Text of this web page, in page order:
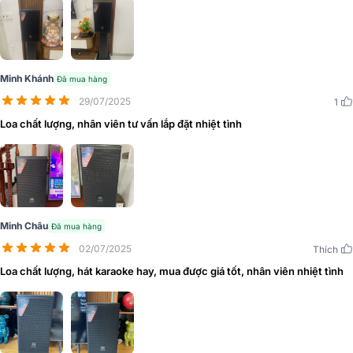
Mặt sau loa karaoke JBL MTS10 gồm các cổng kết nối âm thanh
cùng thông số kỹ thuật cơ bản. Loa được bố trí thêm một số điểm
treo M10 nên người dùng có thêm nhiều phương án lắp đặt.
Xem thêm:Bảng giá Loa karaoke JBL chính hãng hay nhất hiện nay
Minh Khánh Đã mua hàng
29/07/2025 1
Loa chất lượng, nhân viên tư vấn lắp đặt nhiệt tình
Minh Châu Đã mua hàng
02/07/2025 Thích
Loa chất lượng, hát karaoke hay, mua được giá tốt, nhân viên nhiệt tình